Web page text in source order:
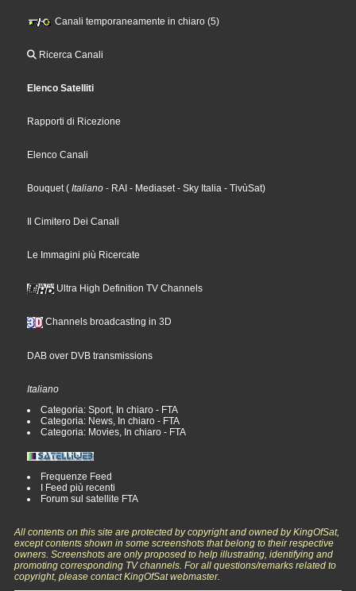
Canali temporaneamente in chiaro (5)
Ricerca Canali
Elenco Satelliti
Rapporti di Ricezione
Elenco Canali
Bouquet ( Italiano - RAI - Mediaset - Sky Italia - TivùSat)
Il Cimitero Dei Canali
Le Immagini più Ricercate
Ultra High Definition TV Channels
Channels broadcasting in 3D
DAB over DVB transmissions
Italiano
Categoria: Sport, In chiaro - FTA
Categoria: News, In chiaro - FTA
Categoria: Movies, In chiaro - FTA
Frequenze Feed
I Feed più recenti
Forum sul satellite FTA
All contents on this site are protected by copyright and owned by KingOfSat,
except contents shown in some screenshots that belong to their respective
owners. Screenshots are only proposed to help illustrating, identifying and
promoting corresponding TV channels. For all questions/remarks related to
copyright, please contact KingOfSat webmaster.